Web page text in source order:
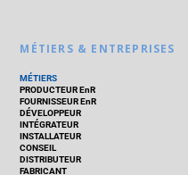
MÉTIERS & ENTREPRISES
MÉTIERS
PRODUCTEUR EnR
FOURNISSEUR EnR
DÉVELOPPEUR
INTÉGRATEUR
INSTALLATEUR
CONSEIL
DISTRIBUTEUR
FABRICANT